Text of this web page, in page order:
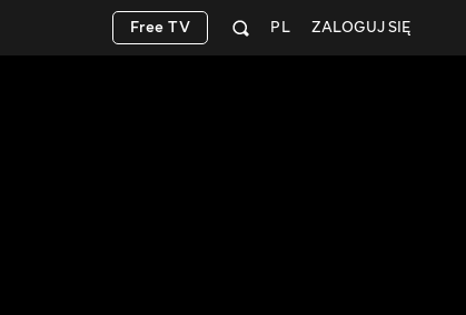
ZALOGUJ SIĘ
PL
Free TV